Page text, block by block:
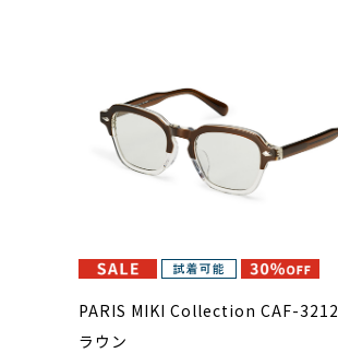
PARIS MIKI Collection CAF-
ラウン